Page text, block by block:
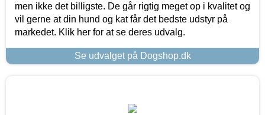
men ikke det billigste. De går rigtig meget op i kvalitet og
vil gerne at din hund og kat får det bedste udstyr på
markedet. Klik her for at se deres udvalg.
Se udvalget på Dogshop.dk